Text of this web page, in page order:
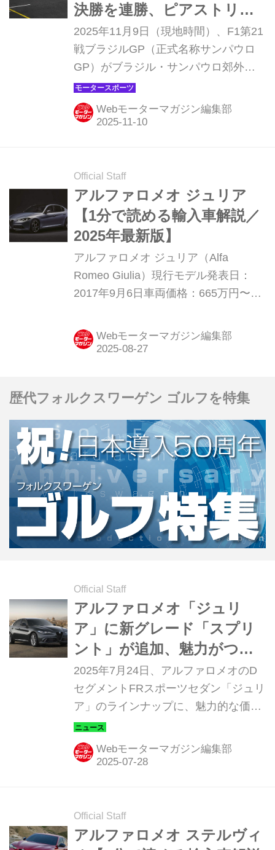
決勝を連勝、ピアストリと
の差を24ポイントに拡大
2025年11月9日（現地時間）、F1第21
戦ブラジルGP（正式名称サンパウロ
GP）がブラジル・サンパウロ郊外イ
ンテルラゴスのアウトドローモ・ホ
セ・カルロス・パーチェで開催され、
マクラーレンのランド・ノリスが優
ス・フェルスタッペンが入った。 ノリ
スが連日の完勝、さらにピアストリと
のポイント差を広げる 土曜日のスプリ
ントに続き、ポールポジションからス
タートのノリスがまたも完璧なレース
を見せた。ミディアムタイヤを履いた
スタートでは、フロントロウに並んだ
ソフトタイヤのアントネリの加速の悪
び込む...
Webモーターマガジン編集部
Official Staff
アルファロメオ ジュリア
【1分で読める輸入車解説／
2025年最新版】
アルファロメオ ジュリア（Alfa
Romeo Giulia）現行モデル発表日：
2017年9月6日車両価格：665万円〜
Webモーターマガジン編集部
歴代フォルクスワーゲン ゴルフを特集
Official Staff
アルファロメオ「ジュリ
ア」に新グレード「スプリ
ント」が追加、魅力がつま
ったエントリーモデル
2025年7月24日、アルファロメオのD
セグメントFRスポーツセダン「ジュリ
ア」のラインナップに、魅力的な価格
の新グレード「スプリント（SPRINT
）」が追加されて登場した。車両価格
は665万円で、現行ラインナップのエ
Webモーターマガジン編集部
Official Staff
アルファロメオ ステルヴィ